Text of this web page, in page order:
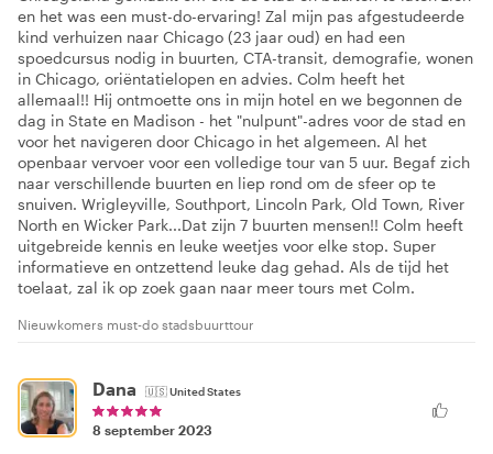
en het was een must-do-ervaring! Zal mijn pas afgestudeerde
kind verhuizen naar Chicago (23 jaar oud) en had een
spoedcursus nodig in buurten, CTA-transit, demografie, wonen
in Chicago, oriëntatielopen en advies. Colm heeft het
allemaal!! Hij ontmoette ons in mijn hotel en we begonnen de
dag in State en Madison - het "nulpunt"-adres voor de stad en
voor het navigeren door Chicago in het algemeen. Al het
openbaar vervoer voor een volledige tour van 5 uur. Begaf zich
naar verschillende buurten en liep rond om de sfeer op te
snuiven. Wrigleyville, Southport, Lincoln Park, Old Town, River
North en Wicker Park...Dat zijn 7 buurten mensen!! Colm heeft
uitgebreide kennis en leuke weetjes voor elke stop. Super
informatieve en ontzettend leuke dag gehad. Als de tijd het
toelaat, zal ik op zoek gaan naar meer tours met Colm.
Nieuwkomers must-do stadsbuurttour
Dana 🇺🇸United States
8 september 2023